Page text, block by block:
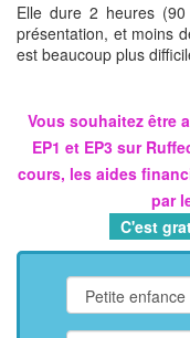
Elle dure 2 heures
présentation, et moins
est beaucoup plus
Vous souhaitez être
EP1 et EP3 sur
cours, les aides
par
C'est